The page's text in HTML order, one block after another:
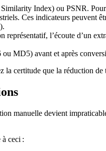
Index) ou PSNR.
Ces indicateurs peuvent
l’écoute d’un
MD5) avant et après
certitude que la réduction
manuelle devient
ceci :